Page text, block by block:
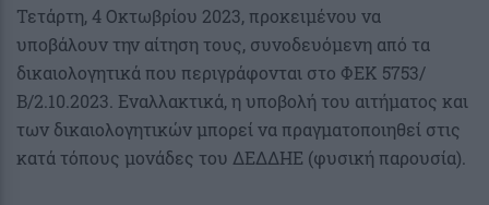
Τετάρτη, 4 Οκτωβρίου 2023, προκειμένου να
υποβάλουν την αίτηση τους, συνοδευόμενη από τα
δικαιολογητικά που περιγράφονται στο ΦΕΚ 5753/
Β/2.10.2023. Εναλλακτικά, η υποβολή του αιτήματος και
των δικαιολογητικών μπορεί να πραγματοποιηθεί στις
κατά τόπους μονάδες του ΔΕΔΔΗΕ (φυσική παρουσία).